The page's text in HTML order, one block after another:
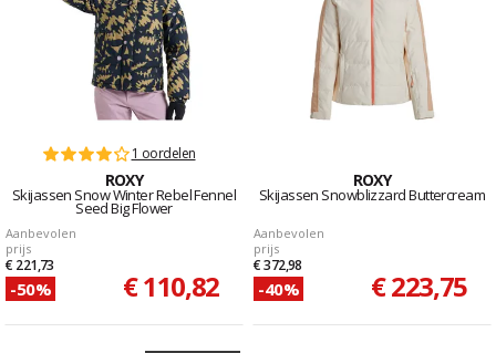
1 oordelen
ROXY
Skijassen Snow Winter Rebel Fennel
Seed Big Flower
Aanbevolen
prijs
€ 221,73
-50% € 110,82
ROXY
Skijassen Snowblizzard Buttercream
Aanbevolen
prijs
€ 372,98
-40% € 223,75